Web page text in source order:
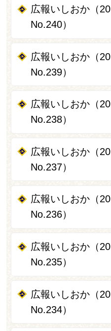
広報いしおか（
No.240）
広報いしおか（
No.239）
広報いしおか（
No.238）
広報いしおか（
No.237）
広報いしおか（
No.236）
広報いしおか（
No.235）
広報いしおか（
No.234）